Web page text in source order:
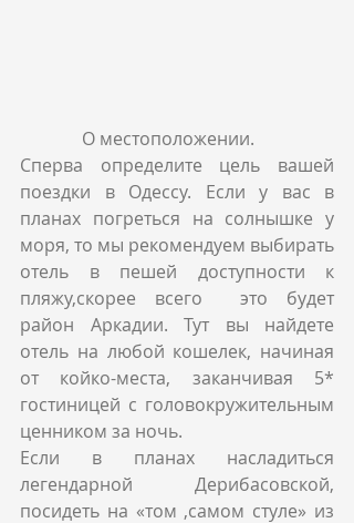
              О местоположении.
Сперва определите цель вашей
поездки в Одессу. Если у вас в
планах погреться на солнышке у
моря, то мы рекомендуем выбирать
отель в пешей доступности к
пляжу,скорее всего  это будет
район Аркадии. Тут вы найдете
отель на любой кошелек, начиная
от койко-места, заканчивая 5*
гостиницей с головокружительным
ценником за ночь.
Если в планах насладиться
легендарной Дерибасовской,
посидеть на «том ,самом стуле» из